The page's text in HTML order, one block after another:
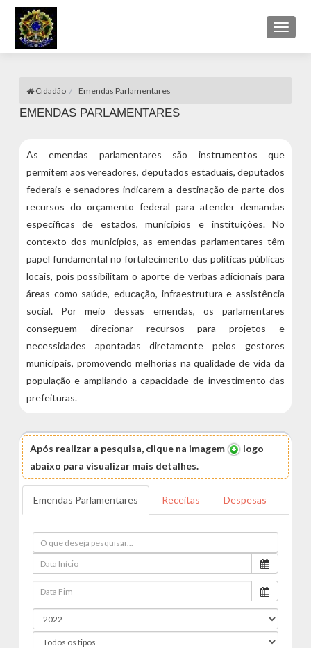
Toggle
Cidadão Emendas Parlamentares
EMENDAS PARLAMENTARES
As emendas parlamentares são instrumentos que
permitem aos vereadores, deputados estaduais, deputados
federais e senadores indicarem a destinação de parte dos
recursos do orçamento federal para atender demandas
específicas de estados, municípios e instituições. No
contexto dos municípios, as emendas parlamentares têm
papel fundamental no fortalecimento das políticas públicas
locais, pois possibilitam o aporte de verbas adicionais para
áreas como saúde, educação, infraestrutura e assistência
social. Por meio dessas emendas, os parlamentares
conseguem direcionar recursos para projetos e
necessidades apontadas diretamente pelos gestores
municipais, promovendo melhorias na qualidade de vida da
população e ampliando a capacidade de investimento das
prefeituras.
Após realizar a pesquisa, clique na imagem
logo
abaixo para visualizar mais detalhes.
Emendas Parlamentares Receitas Despesas